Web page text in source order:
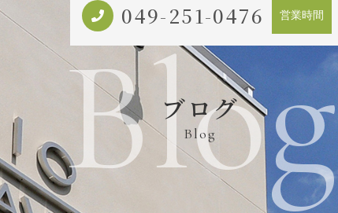
ブログ
Blog
Blog
049-251-0476 営業時間